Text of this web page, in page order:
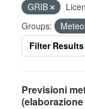
GRIB
Groups:
Meteo
Filter Results
Previsioni